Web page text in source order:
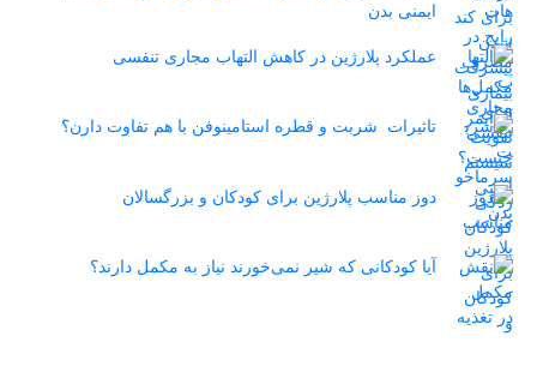
ایمنی بدن
عملکرد پلارژین در کاهش التهاب مجاری تنفسی
تاثیرات شربت و قطره استامینوفن با هم تفاوت دارن؟
دوز مناسب پلارژین برای کودکان و بزرگسالان
آیا کودکانی که شیر نمی‌خورند نیاز به مکمل دارند؟